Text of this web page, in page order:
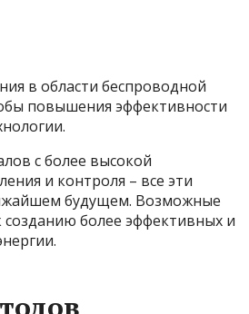
в области беспроводной
повышения эффективности
с более высокой
и контроля – все эти
будущем. Возможные
более эффективных и